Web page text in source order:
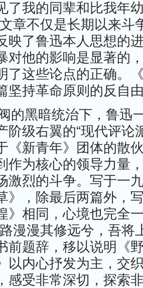
了我的同辈和比我年
章不仅是长期以来斗
映了鲁迅本人思想的
对他的影响是显著的
了这些论点的正确。
坚持革命原则的反自
的黑暗统治下，鲁迅
阶级右翼的“现代评论
《新青年》团体的散
作为核心的领导力量
激烈的斗争。写于一
》，除最后两篇外，
》相同，心境也完全
漫漫其修远兮，吾将
前题辞，移以说明《
以内心抒发为主，交
感受非常深切，探索